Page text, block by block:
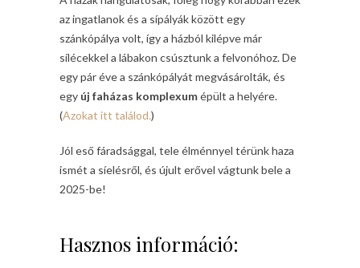
az ingatlanok és a sípályák között egy
szánkópálya volt, így a házból kilépve már
sílécekkel a lábakon csúsztunk a felvonóhoz. De
egy pár éve a szánkópályát megvásárolták, és
egy új faházas komplexumépült a helyére.
(Azokat itt találod.)
Jól eső fáradsággal, tele élménnyel térünk haza
ismét a síelésről, és újult erővel vágtunk bele a
2025-be!
Hasznos információ: